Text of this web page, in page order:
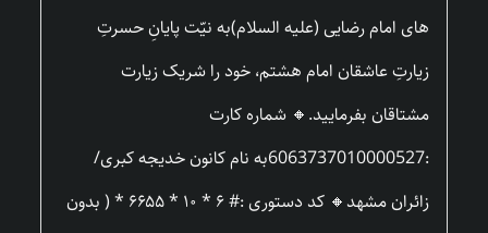
های امام رضایی (علیه السلام)به نیّت پایانِ حسرتِ
زیارتِ عاشقان امام هشتم، خود را شریک زیارت
مشتاقان بفرمایید.🔸 شماره کارت
:6063737010000527به نام کانون خدیجه کبری/
زائران مشهد🔸 کد دستوری :# ۶ * ۱۰ * ۶۶۵۵ * ( بدون